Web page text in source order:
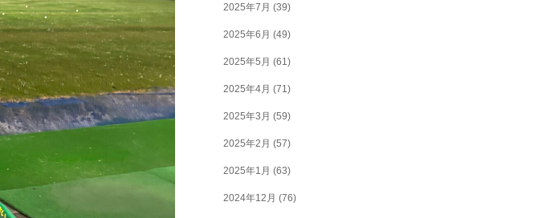
2025年7月 (39)
2025年6月 (49)
2025年5月 (61)
2025年4月 (71)
2025年3月 (59)
2025年2月 (57)
2025年1月 (63)
2024年12月 (76)